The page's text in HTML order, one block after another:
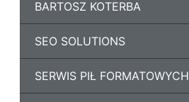
BARTOSZ KOTERBA
SEO SOLUTIONS
SERWIS PIŁ FORMATOWYCH